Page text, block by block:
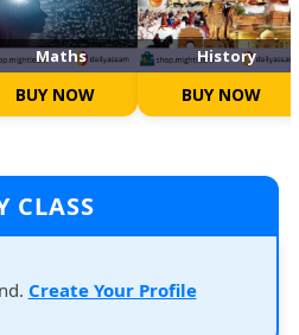
Maths
BUY NOW
History
BUY NOW
CLASS
Create Your Profile